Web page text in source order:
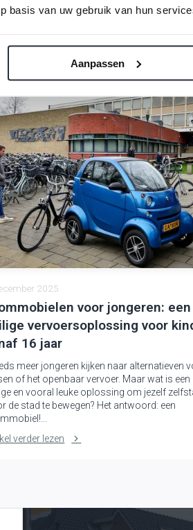
basis van uw gebruik van hun
Aanpassen
2025
voor jongeren: een
vervoersoplossing voor
16 jaar
meer jongeren kijken naar alternatieven
of het openbaar vervoer. Maar wat is een
en vooral leuke oplossing om jezelf
de stad te bewegen? Het antwoord: een
verder lezen